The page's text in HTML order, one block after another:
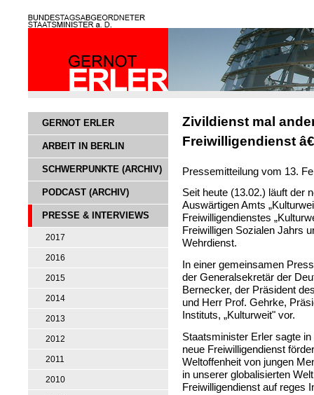
GERNOT ERLER
ARBEIT IN BERLIN
SCHWERPUNKTE (ARCHIV)
PODCAST (ARCHIV)
PRESSE & INTERVIEWS
2017
2016
2015
2014
2013
2012
2011
2010
Zivildienst mal
Freiwilligendienst
Pressemitteilung vom 13.
Seit heute (13.02.) läuft der
Auswärtigen Amts
Freiwilligendienstes
Freiwilligen Sozialen Jahrs
Wehrdienst.
In einer gemeinsamen
der Generalsekretär der
Bernecker, der Präsident
und Herr Prof. Gehrke,
Instituts, „Kulturweit" vor.
Staatsminister Erler sagte
neue Freiwilligendienst
Weltoffenheit von jungen
in unserer globalisierten
Freiwilligendienst auf reges